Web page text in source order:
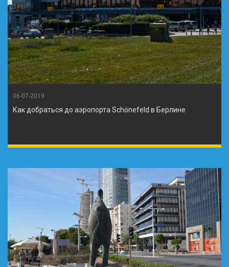
06-07-2019
Как добраться до аэропорта Schönefeld в Берлине